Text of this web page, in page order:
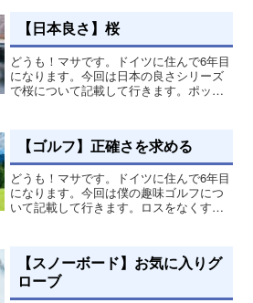
居たときなのですが、僕の大親友のウド
ちゃんの影響でやり始めま...
【日本良さ】桜
どうも！マサです。ドイツに住んで6年目
になります。今回は日本の良さシリーズ
で桜について記載して行きます。ポッド
れいな風景を思い出し...
【ゴルフ】正確さを求める
どうも！マサです。ドイツに住んで6年目
になります。今回は僕の趣味ゴルフにつ
いて記載して行きます。ロスをなくすゴ
してグリーンとの距離を...
【スノーボード】お気に入りグ
ローブ